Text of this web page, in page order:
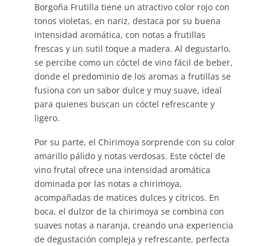
Borgoña Frutilla tiene un atractivo color rojo con
tonos violetas, en nariz, destaca por su buena
intensidad aromática, con notas a frutillas
frescas y un sutil toque a madera. Al degustarlo,
se percibe como un cóctel de vino fácil de beber,
donde el predominio de los aromas a frutillas se
fusiona con un sabor dulce y muy suave, ideal
para quienes buscan un cóctel refrescante y
ligero.
Por su parte, el Chirimoya sorprende con su color
amarillo pálido y notas verdosas. Este cóctel de
vino frutal ofrece una intensidad aromática
dominada por las notas a chirimoya,
acompañadas de matices dulces y cítricos. En
boca, el dulzor de la chirimoya se combina con
suaves notas a naranja, creando una experiencia
de degustación compleja y refrescante, perfecta